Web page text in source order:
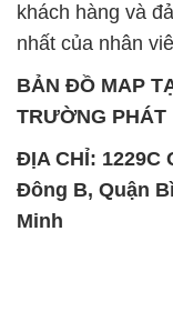
khách hàng và
nhất của nhân
BẢN ĐỒ MAP
TRƯỜNG PHÁT
ĐỊA CHỈ: 1229C
Đông B, Quận
Minh